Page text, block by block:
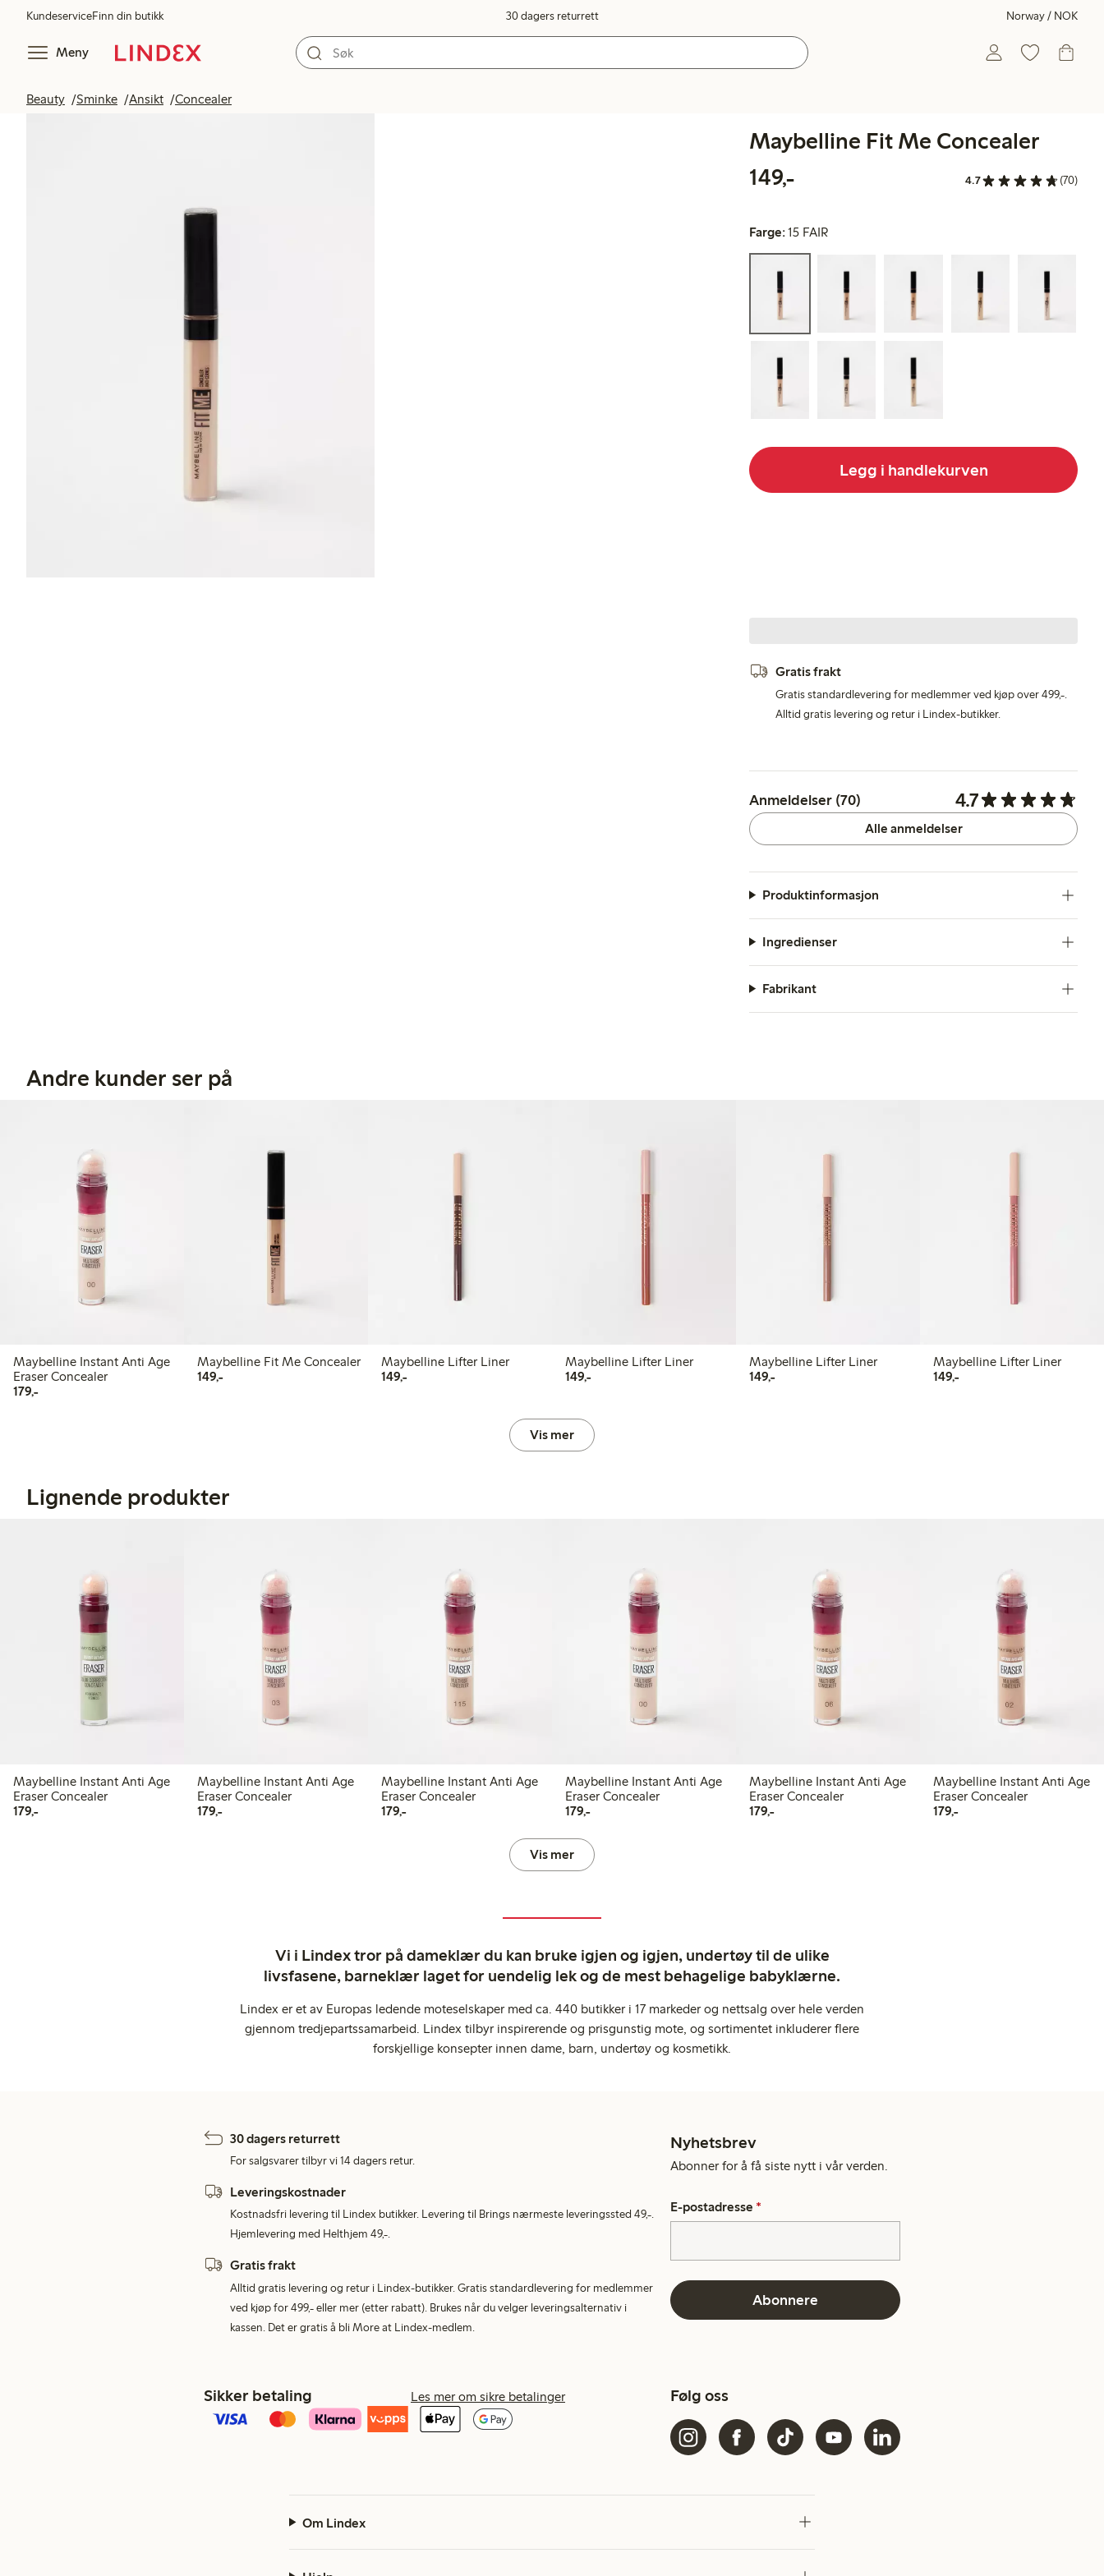
KundeserviceFinn din butikk 30 dagers returrett Norway / NOK
Meny
Beauty Sminke Ansikt Concealer
Maybelline Fit Me Concealer
149,-
4.7 (70)
Farge:15 FAIR
Legg i handlekurven
Gratis frakt
Gratis standardlevering for medlemmer ved kjøp over 499,-.
Alltid gratis levering og retur i Lindex-butikker.
Anmeldelser (70) 4.7
Alle anmeldelser
Produktinformasjon
Ingredienser
Fabrikant
Andre kunder ser på
Maybelline Instant Anti Age
Eraser Concealer
179,-179,00 kr
Maybelline Fit Me Concealer
149,-149,00 kr
Maybelline Lifter Liner
149,-149,00 kr
Maybelline Lifter Liner
149,-149,00 kr
Maybelline Lifter Liner
149,-149,00 kr
Maybelline Lifter Liner
149,-149,00 kr
Vis mer
Lignende produkter
Maybelline Instant Anti Age
Eraser Concealer
179,-179,00 kr
Maybelline Instant Anti Age
Eraser Concealer
179,-179,00 kr
Maybelline Instant Anti Age
Eraser Concealer
179,-179,00 kr
Maybelline Instant Anti Age
Eraser Concealer
179,-179,00 kr
Maybelline Instant Anti Age
Eraser Concealer
179,-179,00 kr
Maybelline Instant Anti Age
Eraser Concealer
179,-179,00 kr
Vis mer
Vi i Lindex tror på dameklær du kan bruke igjen og igjen, undertøy til de ulike
livsfasene, barneklær laget for uendelig lek og de mest behagelige babyklærne.
Lindex er et av Europas ledende moteselskaper med ca. 440 butikker i 17 markeder og nettsalg over hele verden
gjennom tredjepartssamarbeid. Lindex tilbyr inspirerende og prisgunstig mote, og sortimentet inkluderer flere
forskjellige konsepter innen dame, barn, undertøy og kosmetikk.
30 dagers returrett
For salgsvarer tilbyr vi 14 dagers retur.
Leveringskostnader
Kostnadsfri levering til Lindex butikker. Levering til Brings nærmeste leveringssted 49,-.
Hjemlevering med Helthjem 49,-.
Gratis frakt
Alltid gratis levering og retur i Lindex-butikker. Gratis standardlevering for medlemmer
ved kjøp for 499,- eller mer (etter rabatt). Brukes når du velger leveringsalternativ i
kassen. Det er gratis å bli More at Lindex-medlem.
Nyhetsbrev
Abonner for å få siste nytt i vår verden.
E-postadresse *
Abonnere
Sikker betaling Les mer om sikre betalinger Følg oss
Om Lindex